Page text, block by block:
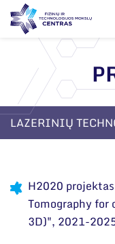
Apie
Bendri
LAZERINIŲ
H2020
Tomography for
3D)", 2021-